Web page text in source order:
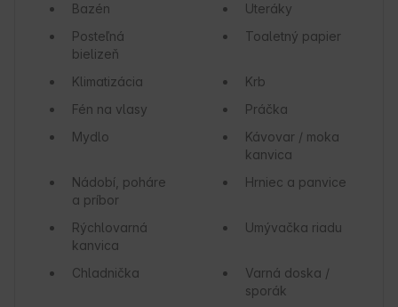
Bazén
Uteráky
Posteľná
bielizeň
Toaletný papier
Klimatizácia
Krb
Fén na vlasy
Práčka
Mydlo
Kávovar / moka
kanvica
Nádobí, poháre
a príbor
Hrniec a panvice
Rýchlovarná
kanvica
Umývačka riadu
Chladnička
Varná doska /
sporák